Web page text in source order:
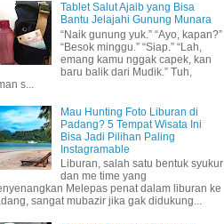
Tablet Salut Ajaib yang Bisa
Bantu Jelajahi Gunung Munara
“Naik gunung yuk.” “Ayo, kapan?”
“Besok minggu.” “Siap.” “Lah,
emang kamu nggak capek, kan
baru balik dari Mudik.” Tuh,
s...
Mau Hunting Foto Liburan di
Padang? 5 Tempat Wisata Ini
Bisa Jadi Pilihan Paling
Instagramable
Liburan, salah satu bentuk syukur
dan me time yang
Melepas penat dalam liburan ke
sangat mubazir jika gak didukung...